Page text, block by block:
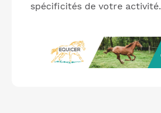
spécificités de votre activité.